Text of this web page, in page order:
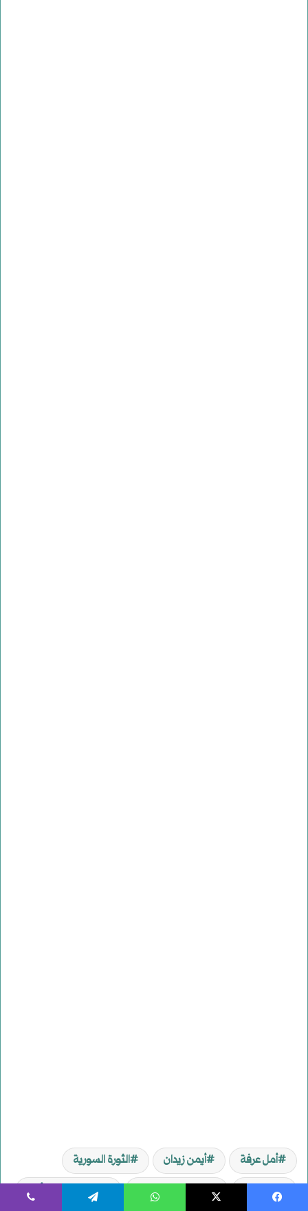
أمل عرفة أيمن زيدان
الثورة السورية
الشبيحة
الفنانون السوريون المخلوع بشار الأسد